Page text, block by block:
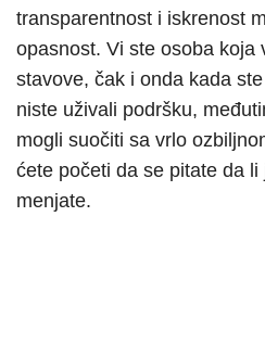
transparentnost i iskrenost
opasnost. Vi ste osoba koja
stavove, čak i onda kada
niste uživali podršku,
mogli suočiti sa vrlo
ćete početi da se pitate da
menjate.